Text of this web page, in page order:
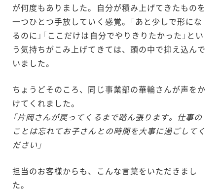
が何度もありました。自分が積み上げてきたものを
一つひとつ手放していく感覚。「あと少しで形にな
るのに」「ここだけは自分でやりきりたかった」とい
う気持ちがこみ上げてきては、頭の中で抑え込んで
いました。
ちょうどそのころ、同じ事業部の華輪さんが声をか
けてくれました。
「片岡さんが戻ってくるまで踏ん張ります。仕事の
ことは忘れてお子さんとの時間を大事に過ごしてく
ださい」
担当のお客様からも、こんな言葉をいただきまし
た。